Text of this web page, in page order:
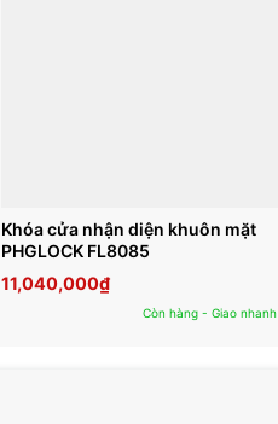
Khóa cửa nhận diện khuôn mặt
PHGLOCK FL8085
11,040,000₫
Còn hàng - Giao nhanh